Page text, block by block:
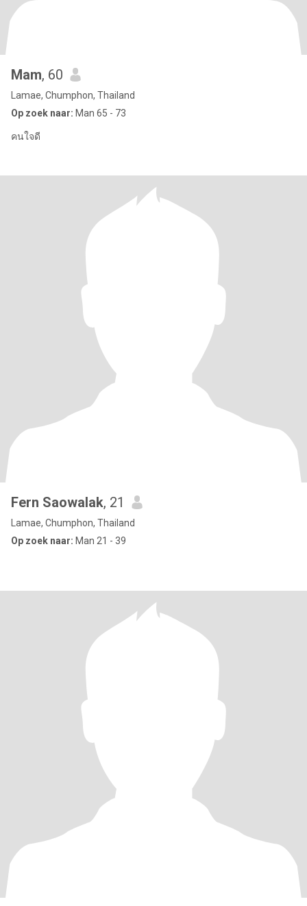
Mam, 60
Lamae, Chumphon, Thailand
Op zoek naar: Man 65 - 73
คนใจดี
Fern Saowalak, 21
Lamae, Chumphon, Thailand
Op zoek naar: Man 21 - 39